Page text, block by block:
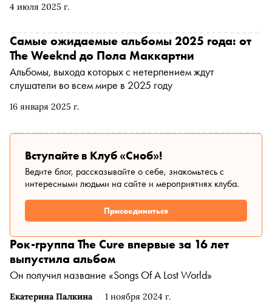
4 июля 2025 г.
напоминающим столкновение цивилизаций.
таймслотам, как гостей на семейном ужине, где
присутствуют оба родителя и все их новые партнеры.
При этом все получили свою порцию сюрпризов: на
сцену к Оливии Родриго вышел сам Роберт Смит —
символ подростковой депрессии прошлого века, а Pulp
снова сыграли для людей, которые уже два десятилетия
Рассказываем, как «Гластонбери» снова стал самым
это даже приятно
16 января 2025 г.
Самые ожидаемые альбомы 2025 года: от
The Weeknd до Пола Маккартни
Альбомы, выхода которых с нетерпением ждут
слушатели во всем мире в 2025 году
Вступайте в Клуб «Сноб»!
Ведите блог, рассказывайте о себе, знакомьтесь с
интересными людьми на сайте и мероприятиях клуба.
Присоединиться
Екатерина Палкина 1 ноября 2024 г.
Рок-группа The Cure впервые за 16 лет
выпустила альбом
Он получил название «Songs Of A Lost World»